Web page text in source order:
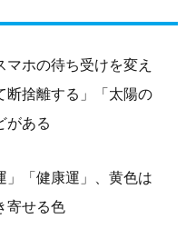
ホの待ち受けを変え
断捨離する」「太陽の
がある
」「健康運」、黄色は
寄せる色